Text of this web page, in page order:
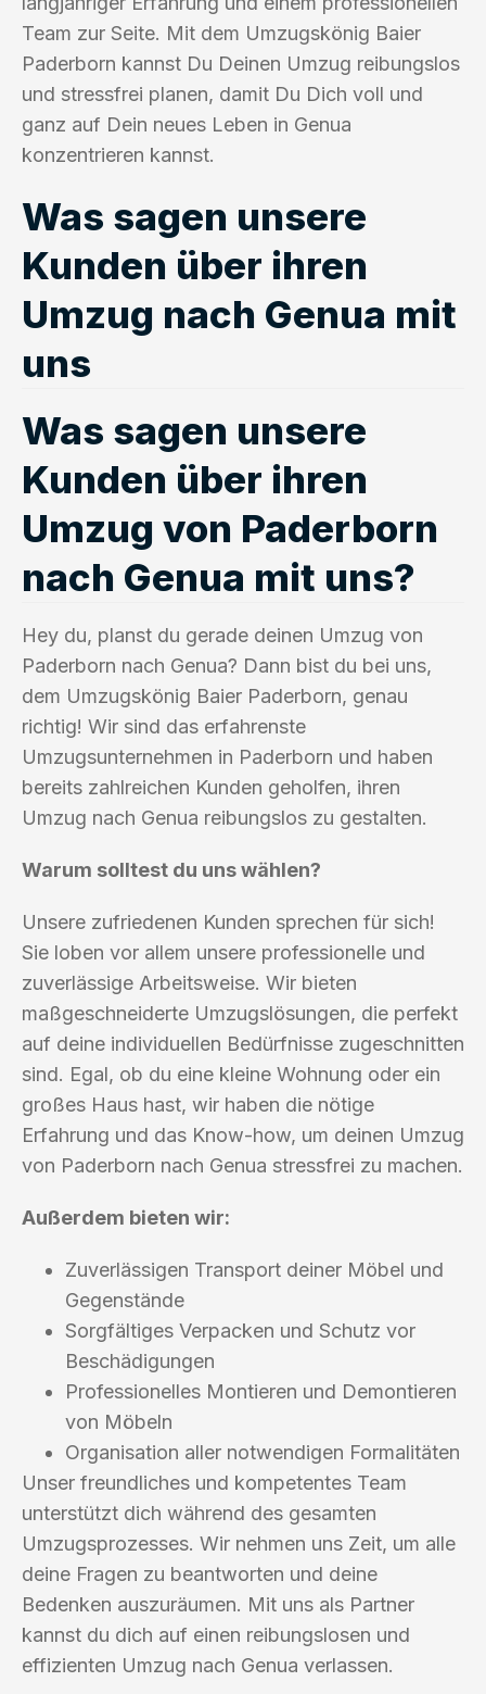
Team zur Seite. Mit dem Umzugskönig Baier
Paderborn kannst Du Deinen Umzug reibungslos
und stressfrei planen, damit Du Dich voll und
ganz auf Dein neues Leben in Genua
konzentrieren kannst.
Was sagen unsere
Kunden über ihren
Umzug nach Genua mit
uns
Was sagen unsere
Kunden über ihren
Umzug von Paderborn
nach Genua mit uns?
Hey du, planst du gerade deinen Umzug von
Paderborn nach Genua? Dann bist du bei uns,
dem Umzugskönig Baier Paderborn, genau
richtig! Wir sind das erfahrenste
Umzugsunternehmen in Paderborn und haben
bereits zahlreichen Kunden geholfen, ihren
Umzug nach Genua reibungslos zu gestalten.
Warum solltest du uns wählen?
Unsere zufriedenen Kunden sprechen für sich!
Sie loben vor allem unsere professionelle und
zuverlässige Arbeitsweise. Wir bieten
maßgeschneiderte Umzugslösungen, die perfekt
auf deine individuellen Bedürfnisse zugeschnitten
sind. Egal, ob du eine kleine Wohnung oder ein
großes Haus hast, wir haben die nötige
Erfahrung und das Know-how, um deinen Umzug
von Paderborn nach Genua stressfrei zu machen.
Außerdem bieten wir:
Zuverlässigen Transport deiner Möbel und
Gegenstände
Sorgfältiges Verpacken und Schutz vor
Beschädigungen
Professionelles Montieren und Demontieren
von Möbeln
Organisation aller notwendigen Formalitäten
Unser freundliches und kompetentes Team
unterstützt dich während des gesamten
Umzugsprozesses. Wir nehmen uns Zeit, um alle
deine Fragen zu beantworten und deine
Bedenken auszuräumen. Mit uns als Partner
kannst du dich auf einen reibungslosen und
effizienten Umzug nach Genua verlassen.